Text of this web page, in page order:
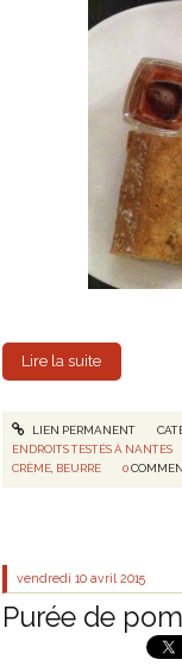
Lire la suite
LIEN PERMANENT
ENDROITS TESTÉS À NANTES
CRÈME BEURRE 0
vendredi 10 avril 2015
Purée de